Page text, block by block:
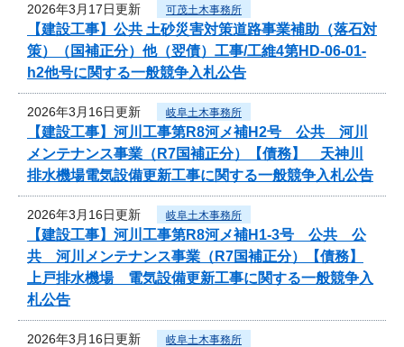
2026年3月17日更新 可茂土木事務所
【建設工事】公共 土砂災害対策道路事業補助（落石対
策）（国補正分）他（翌債）工事/工維4第HD-06-01-
h2他号に関する一般競争入札公告
2026年3月16日更新 岐阜土木事務所
【建設工事】河川工事第R8河メ補H2号 公共 河川
メンテナンス事業（R7国補正分）【債務】 天神川
排水機場電気設備更新工事に関する一般競争入札公告
2026年3月16日更新 岐阜土木事務所
【建設工事】河川工事第R8河メ補H1-3号 公共 公
共 河川メンテナンス事業（R7国補正分）【債務】
上戸排水機場 電気設備更新工事に関する一般競争入
札公告
2026年3月16日更新 岐阜土木事務所